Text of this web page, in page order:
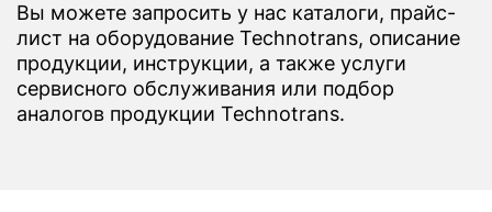
Вы можете запросить у нас каталоги, прайс-
лист на оборудование Technotrans, описание
продукции, инструкции, а также услуги
сервисного обслуживания или подбор
аналогов продукции Technotrans.